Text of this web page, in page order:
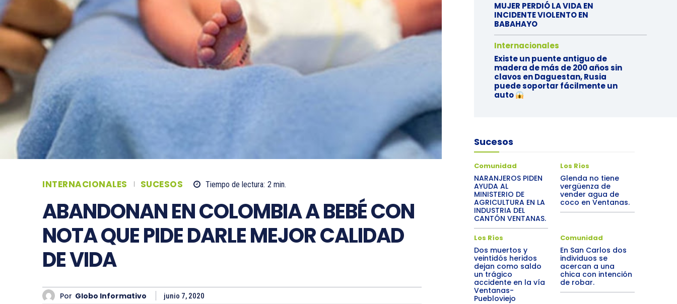
INTERNACIONALES SUCESOS Tiempo de lectura: 2 min.
ABANDONAN EN COLOMBIA A BEBÉ CON
NOTA QUE PIDE DARLE MEJOR CALIDAD
DE VIDA
Por Globo Informativo junio 7, 2020
MUJER PERDIÓ LA VIDA EN
INCIDENTE VIOLENTO EN
BABAHAYO
Internacionales
Existe un puente antiguo de
madera de más de 200 años sin
clavos en Daguestan, Rusia
puede soportar fácilmente un
auto
Sucesos
Comunidad
NARANJEROS PIDEN
AYUDA AL
MINISTERIO DE
AGRICULTURA EN LA
INDUSTRIA DEL
CANTÓN VENTANAS.
Los Ríos
Glenda no tiene
vergüenza de
vender agua de
coco en Ventanas.
Los Ríos
Dos muertos y
veintidós heridos
dejan como saldo
un trágico
accidente en la vía
Ventanas-
Puebloviejo
Comunidad
En San Carlos dos
individuos se
acercan a una
chica con intención
de robar.